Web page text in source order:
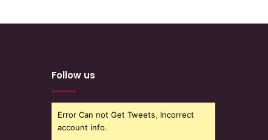
Follow us
Error Can not Get Tweets, Incorrect
account info.